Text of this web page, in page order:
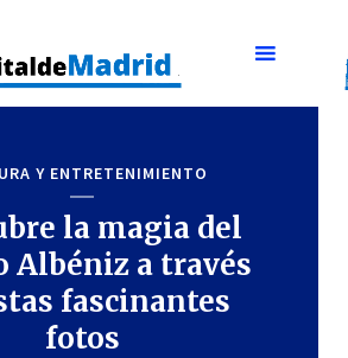
Y ENTRETENIMIENTO
la magia del
Albéniz a través
fascinantes
fotos